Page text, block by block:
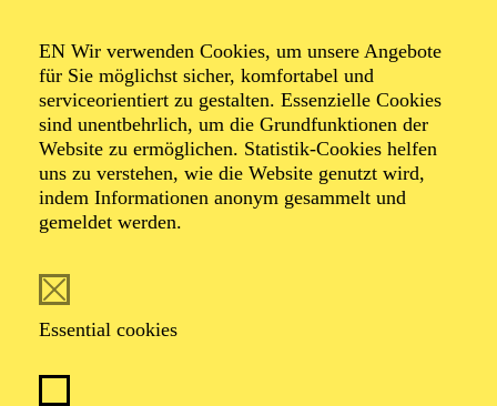
EN Wir verwenden Cookies, um unsere Angebote
für Sie möglichst sicher, komfortabel und
serviceorientiert zu gestalten. Essenzielle Cookies
sind unentbehrlich, um die Grundfunktionen der
Website zu ermöglichen. Statistik-Cookies helfen
uns zu verstehen, wie die Website genutzt wird,
indem Informationen anonym gesammelt und
gemeldet werden.
Essential cookies
PHILHARMONIE ESSEN
Wednesday
02.06.2027
19:00 - 20:00
BEETHOVEN-JUBILÄUM 2027 · GROSSE O
RCHESTER · PHILHARMONIE ENTDECKEN
BEETHOVEN